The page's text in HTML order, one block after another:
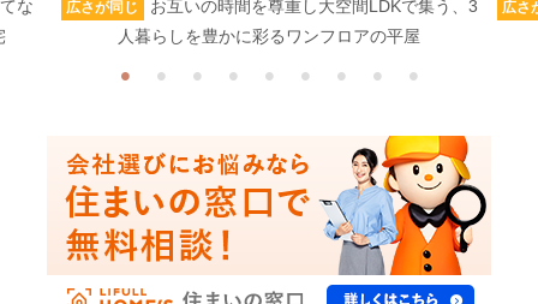
な
広さが同じ
お互いの時間を尊重し大空間LDKで集う、3
人暮らしを豊かに彩るワンフロアの平屋
広さ